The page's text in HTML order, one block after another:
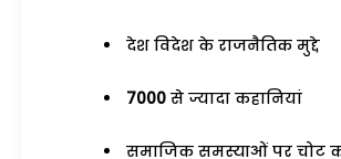
देश विदेश के राजनैतिक मुद्दे
7000 से ज्यादा कहानियां
समाजिक समस्याओं पर चोट